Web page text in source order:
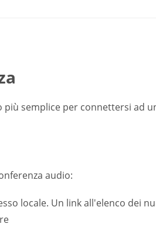
più semplice per connettersi ad
audio:
locale. Un link all'elenco dei